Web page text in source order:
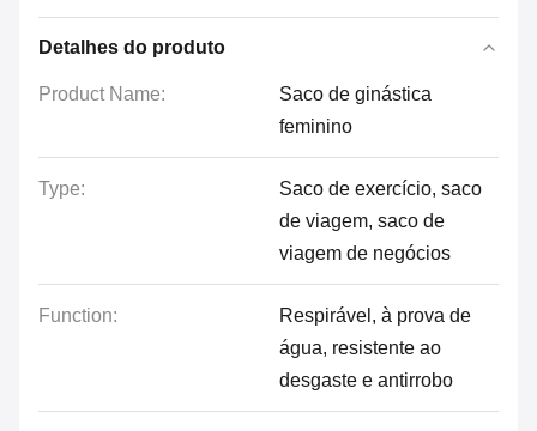
Detalhes do produto
Product Name:
Saco de ginástica
feminino
Type:
Saco de exercício, saco
de viagem, saco de
viagem de negócios
Function:
Respirável, à prova de
água, resistente ao
desgaste e antirrobo